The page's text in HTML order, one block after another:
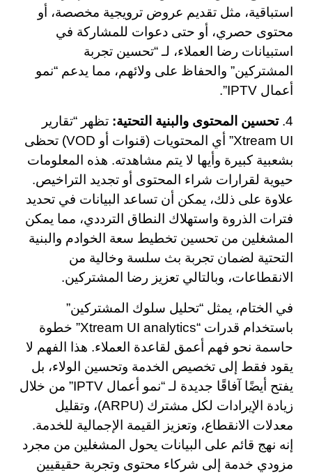
استباقية، مثل تقديم عروض ترويجية مخصصة، أو
محتوى حصري، أو حتى دعوات للمشاركة في
استبيانات رضا العملاء، لـ “تحسين تجربة
المشتركين” والحفاظ على ولائهم، مما يدعم “نمو
أعمال IPTV”.
4. تحسين المحتوى والبنية التحتية: تظهر “تقارير
Xtream UI” أي المحتويات (قنوات أو VOD) تحظى
بشعبية كبيرة وأيها لا يتم مشاهدته. هذه المعلومات
حيوية لقرارات شراء المحتوى أو تجديد التراخيص.
علاوة على ذلك، يمكن أن تساعد البيانات في تحديد
فترات الذروة واستهلاك النطاق الترددي، مما يمكن
المشغلين من تحسين تخطيط سعة الخوادم والبنية
التحتية لضمان تجربة بث سلسة وخالية من
الانقطاعات، وبالتالي تعزيز رضا المشتركين.
في الختام، يمثل “تحليل سلوك المشتركين”
باستخدام قدرات “Xtream UI analytics” خطوة
حاسمة نحو فهم أعمق لقاعدة العملاء. هذا الفهم لا
يقود فقط إلى تخصيص الخدمة وتحسين الولاء، بل
يفتح أيضًا آفاقًا جديدة لـ “نمو أعمال IPTV” من خلال
زيادة الإيرادات لكل مشترك (ARPU)، وتقليل
معدلات الانقطاع، وتعزيز القيمة الإجمالية للخدمة.
إنه نهج قائم على البيانات يحول المشغلين من مجرد
مزودي خدمة إلى شركاء محتوى وتجربة حقيقيين